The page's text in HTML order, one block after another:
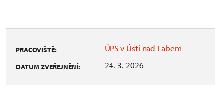
PRACOVIŠTĚ: ÚPS v Ústí nad Labem
DATUM ZVEŘEJNĚNÍ: 24. 3. 2026